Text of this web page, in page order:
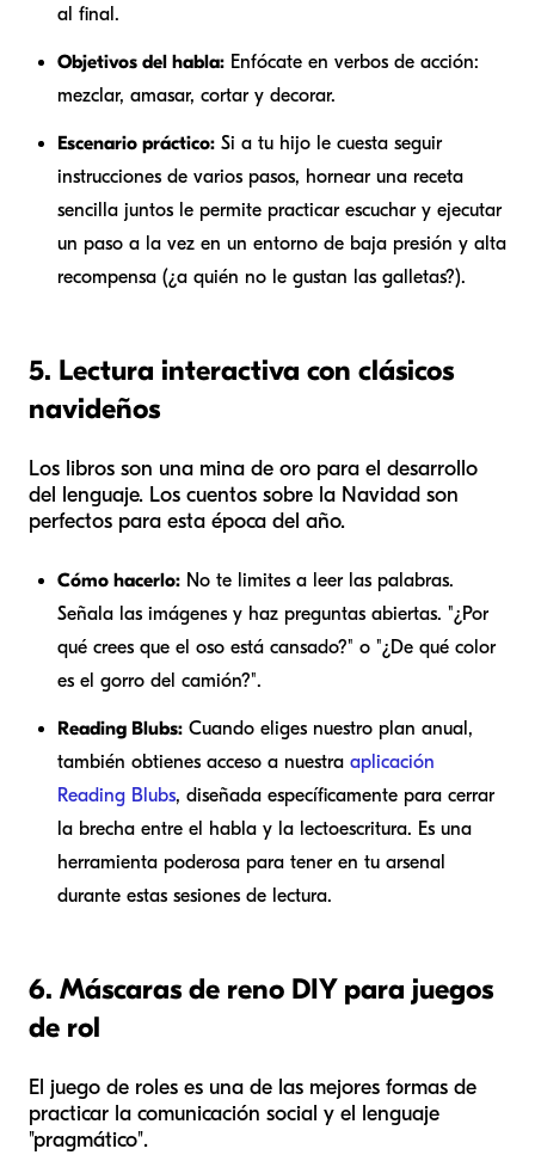
al final .
Objetivos del habla: Enfócate en verbos de acción:
mezclar, amasar, cortary decorar.
Escenario práctico: Si a tu hijo le cuesta seguir
instrucciones de varios pasos, hornear una receta
sencilla juntos le permite practicar escuchar y ejecutar
un paso a la vez en un entorno de baja presión y alta
recompensa (¿a quién no le gustan las galletas?).
5. Lectura interactiva con clásicos
navideños
Los libros son una mina de oro para el desarrollo
del lenguaje. Los cuentos sobre la Navidad son
perfectos para esta época del año.
Cómo hacerlo: No te limites a leer las palabras.
Señala las imágenes y haz preguntas abiertas. "¿Por
qué crees que el oso está cansado?" o "¿De qué color
es el gorro del camión?".
Reading Blubs: Cuando eliges nuestro plan anual,
también obtienes acceso a nuestra aplicación
Reading Blubs, diseñada específicamente para cerrar
la brecha entre el habla y la lectoescritura. Es una
herramienta poderosa para tener en tu arsenal
durante estas sesiones de lectura.
6. Máscaras de reno DIY para juegos
de rol
El juego de roles es una de las mejores formas de
practicar la comunicación social y el lenguaje
"pragmático".